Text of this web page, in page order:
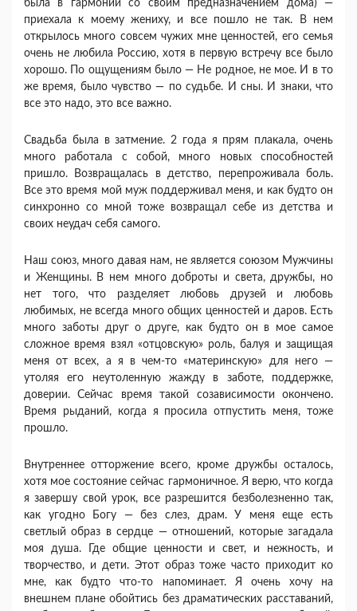
была в гармонии со своим предназначением дома) —
приехала к моему жениху, и все пошло не так. В нем
открылось много совсем чужих мне ценностей, его семья
очень не любила Россию, хотя в первую встречу все было
хорошо. По ощущениям было — Не родное, не мое. И в то
же время, было чувство — по судьбе. И сны. И знаки, что
все это надо, это все важно.
Свадьба была в затмение. 2 года я прям плакала, очень
много работала с собой, много новых способностей
пришло. Возвращалась в детство, перепроживала боль.
Все это время мой муж поддерживал меня, и как будто он
синхронно со мной тоже возвращал себе из детства и
своих неудач себя самого.
Наш союз, много давая нам, не является союзом Мужчины
и Женщины. В нем много доброты и света, дружбы, но
нет того, что разделяет любовь друзей и любовь
любимых, не всегда много общих ценностей и даров. Есть
много заботы друг о друге, как будто он в мое самое
сложное время взял «отцовскую» роль, балуя и защищая
меня от всех, а я в чем-то «материнскую» для него —
утоляя его неутоленную жажду в заботе, поддержке,
доверии. Сейчас время такой созависимости окончено.
Время рыданий, когда я просила отпустить меня, тоже
прошло.
Внутреннее отторжение всего, кроме дружбы осталось,
хотя мое состояние сейчас гармоничное. Я верю, что когда
я завершу свой урок, все разрешится безболезненно так,
как угодно Богу — без слез, драм. У меня еще есть
светлый образ в сердце — отношений, которые загадала
моя душа. Где общие ценности и свет, и нежность, и
творчество, и дети. Этот образ тоже часто приходит ко
мне, как будто что-то напоминает. Я очень хочу на
внешнем плане обойтись без драматических расставаний,